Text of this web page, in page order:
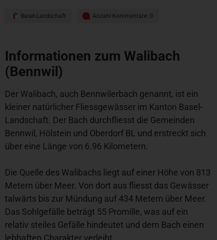
Basel-Landschaft Anzahl Kommentare: 0
Informationen zum Walibach
(Bennwil)
Der Walibach, auch Bennwilerbach genannt, ist ein
kleiner natürlicher Fliessgewässer im Kanton Basel-
Landschaft. Der Bach durchfliesst die Gemeinden
Bennwil, Hölstein und Oberdorf BL und erstreckt sich
über eine Länge von 6.96 Kilometern.
Die Quelle des Walibachs liegt auf einer Höhe von 813
Metern über Meer. Von dort aus fliesst das Gewässer
talwärts bis zur Mündung auf 434 Metern über Meer.
Das Sohlgefälle beträgt 55 Promille, was auf ein
relativ steiles Gefälle hindeutet und dem Bach einen